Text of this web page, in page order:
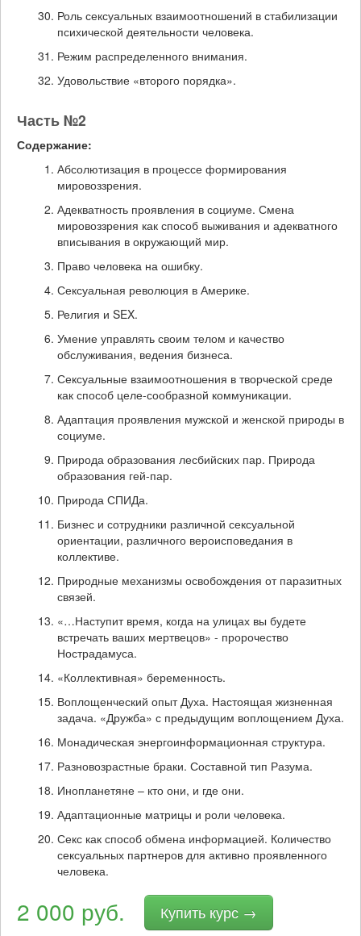
Роль сексуальных взаимоотношений в стабилизации
психической деятельности человека.
Режим распределенного внимания.
Удовольствие «второго порядка».
Часть №2
Содержание:
Абсолютизация в процессе формирования
мировоззрения.
Адекватность проявления в социуме. Смена
мировоззрения как способ выживания и адекватного
вписывания в окружающий мир.
Право человека на ошибку.
Сексуальная революция в Америке.
Религия и SEX.
Умение управлять своим телом и качество
обслуживания, ведения бизнеса.
Сексуальные взаимоотношения в творческой среде
как способ целе-сообразной коммуникации.
Адаптация проявления мужской и женской природы в
социуме.
Природа образования лесбийских пар. Природа
образования гей-пар.
Природа СПИДа.
Бизнес и сотрудники различной сексуальной
ориентации, различного вероисповедания в
коллективе.
Природные механизмы освобождения от паразитных
связей.
«…Наступит время, когда на улицах вы будете
встречать ваших мертвецов» - пророчество
Нострадамуса.
«Коллективная» беременность.
Воплощенческий опыт Духа. Настоящая жизненная
задача. «Дружба» с предыдущим воплощением Духа.
Монадическая энергоинформационная структура.
Разновозрастные браки. Составной тип Разума.
Инопланетяне – кто они, и где они.
Адаптационные матрицы и роли человека.
Секс как способ обмена информацией. Количество
сексуальных партнеров для активно проявленного
человека.
2 000 руб. Купить курс →